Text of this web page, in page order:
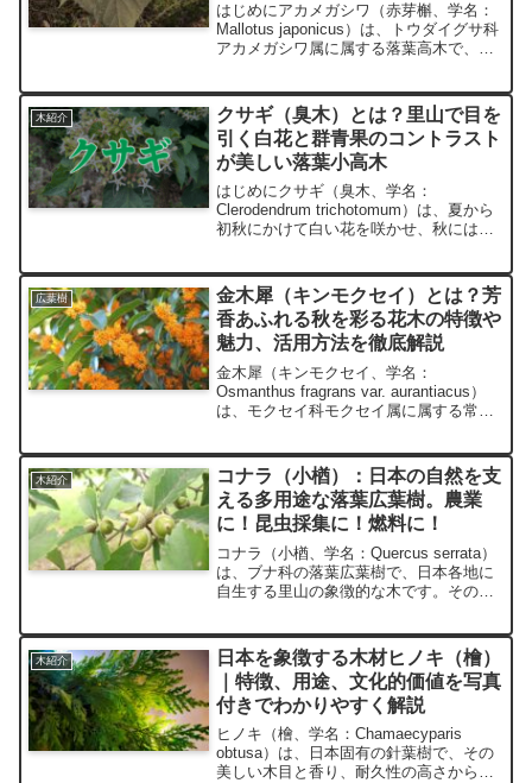
はじめにアカメガシワ（赤芽槲、学名：
Mallotus japonicus）は、トウダイグサ科
アカメガシワ属に属する落葉高木で、日
ことが特徴で、落葉することから、季節
の移...
木紹介
クサギ（臭木）とは？里山で目を
引く白花と群青果のコントラスト
が美しい落葉小高木
はじめにクサギ（臭木、学名：
Clerodendrum trichotomum）は、夏から
初秋にかけて白い花を咲かせ、秋には赤
や枝を揉むと独特のにおいがあり、この
性質が和...
広葉樹
金木犀（キンモクセイ）とは？芳
香あふれる秋を彩る花木の特徴や
魅力、活用方法を徹底解説
金木犀（キンモクセイ、学名：
Osmanthus fragrans var. aurantiacus）
は、モクセイ科モクセイ属に属する常緑
樹として親しまれ、特にその香りは...
木紹介
コナラ（小楢）：日本の自然を支
える多用途な落葉広葉樹。農業
に！昆虫採集に！燃料に！
コナラ（小楢、学名：Quercus serrata）
は、ブナ科の落葉広葉樹で、日本各地に
自生する里山の象徴的な木です。その木
たします。樹形が美しく、観賞用や緑化
にも活用...
木紹介
日本を象徴する木材ヒノキ（檜）
｜特徴、用途、文化的価値を写真
付きでわかりやすく解説
ヒノキ（檜、学名：Chamaecyparis
obtusa）は、日本固有の針葉樹で、その
美しい木目と香り、耐久性の高さから